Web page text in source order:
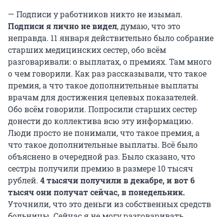
— Подписи у работников никто не изымал.
Подписи я лично не видел, думаю, что это
неправда. 11 января действительно было собрание
старших медицинских сестер, обо всём
разговаривали: о выплатах, о премиях. Там много
о чем говорили. Как раз рассказывали, что такое
премия, а что такое дополнительные выплаты
врачам для достижения целевых показателей.
Обо всём говорили. Попросили старших сестер
донести до коллектива всю эту информацию.
Люди просто не понимали, что такое премия, а
что такое дополнительные выплаты. Всё было
объяснено в очередной раз. Было сказано, что
сестры получили премию в размере 10 тысяч
рублей. 4 тысячи получили в декабре, и вот 6
тысяч они получат сейчас, в понедельник.
Уточнили, чтоэто деньги из собственных средств